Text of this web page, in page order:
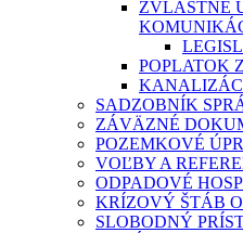
ZVLÁŠTNE
POPLATOK
SADZOBNÍK
ZÁVÄZNÉ
POZEMKOVÉ
VOĽBY A
ODPADOVÉ
KRÍZOVÝ ŠTÁB
SLOBODNÝ